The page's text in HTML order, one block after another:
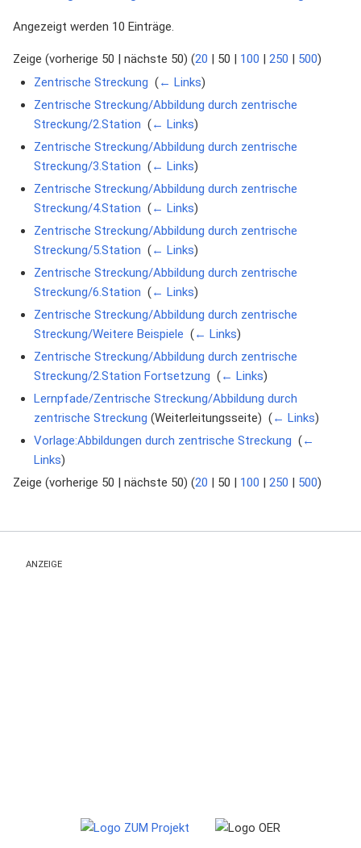
Angezeigt werden 10 Einträge.
Zeige (vorherige 50 nächste 50) (20 50 100 250 500)
Zentrische Streckung (← Links)
Zentrische Streckung/Abbildung durch zentrische
Streckung/2.Station (← Links)
Zentrische Streckung/Abbildung durch zentrische
Streckung/3.Station (← Links)
Zentrische Streckung/Abbildung durch zentrische
Streckung/4.Station (← Links)
Zentrische Streckung/Abbildung durch zentrische
Streckung/5.Station (← Links)
Zentrische Streckung/Abbildung durch zentrische
Streckung/6.Station (← Links)
Zentrische Streckung/Abbildung durch zentrische
Streckung/Weitere Beispiele (← Links)
Zentrische Streckung/Abbildung durch zentrische
Streckung/2.Station Fortsetzung (← Links)
Lernpfade/Zentrische Streckung/Abbildung durch
zentrische Streckung (Weiterleitungsseite) ‎ (← Links)
Vorlage:Abbildungen durch zentrische Streckung (←
Links)
Zeige (vorherige 50 | nächste 50) (20 | 50 | 100 | 250 | 500)
ANZEIGE